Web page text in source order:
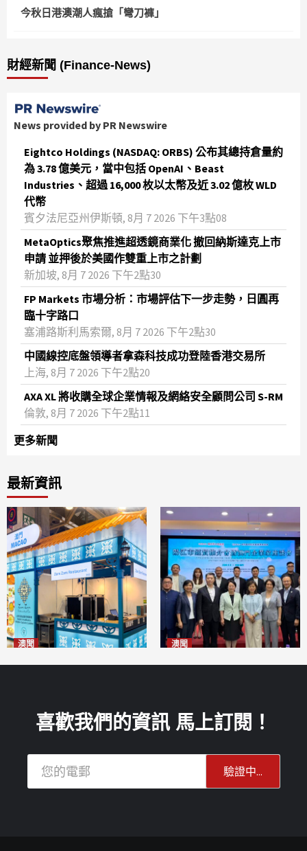
今秋日港澳潮人瘋搶「彎刀褲」
財經新聞 (Finance-News)
News provided by PR Newswire
Eightco Holdings (NASDAQ: ORBS) 公布其總持倉量約
為 3.78 億美元，當中包括 OpenAI、Beast
Industries、超過 16,000 枚以太幣及近 3.02 億枚 WLD
代幣
賓夕法尼亞州伊斯頓, 8月 7 2026 下午3點08
MetaOptics聚焦推進超透鏡商業化 撤回納斯達克上市
申請 並押後於美國作雙重上市之計劃
新加坡, 8月 7 2026 下午2點30
FP Markets 市場分析：市場評估下一步走勢，日圓再
臨十字路口
塞浦路斯利馬索爾, 8月 7 2026 下午2點30
中國線控底盤領導者拿森科技成功登陸香港交易所
上海, 8月 7 2026 下午2點20
AXA XL 將收購全球企業情報及網絡安全顧問公司 S-RM
倫敦, 8月 7 2026 下午2點11
更多新聞
最新資訊
澳聞 澳聞
喜歡我們的資訊 馬上訂閱！